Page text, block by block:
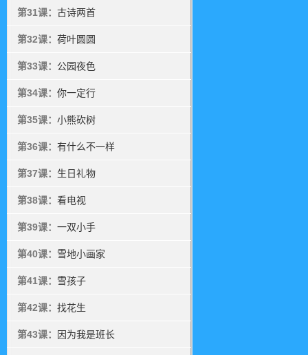
第31课： 古诗两首
第32课： 荷叶圆圆
第33课： 公园夜色
第34课： 你一定行
第35课： 小熊砍树
第36课： 有什么不一样
第37课： 生日礼物
第38课： 看电视
第39课： 一双小手
第40课： 雪地小画家
第41课： 雪孩子
第42课： 找花生
第43课： 因为我是班长